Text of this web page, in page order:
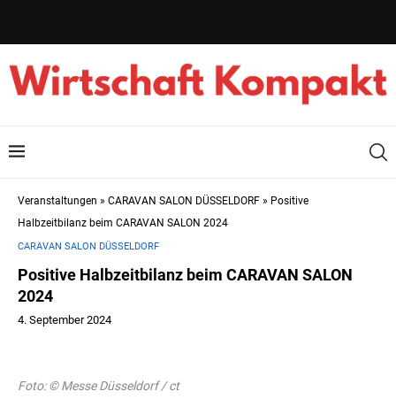
Veranstaltungen » CARAVAN SALON DÜSSELDORF » Positive
Halbzeitbilanz beim CARAVAN SALON 2024
CARAVAN SALON DÜSSELDORF
Positive Halbzeitbilanz beim CARAVAN SALON
2024
4. September 2024
Foto: © Messe Düsseldorf / ct